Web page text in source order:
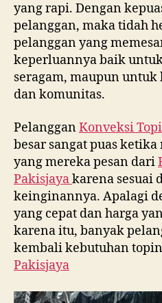
yang rapi. Dengan
pelanggan, maka tidah
pelanggan yang
keperluannya baik
seragam, maupun
dan komunitas.
PelangganKonveksi
besar sangat puas
yang mereka pesan dari
Pakisjayakarena sesuai
keinginannya. Apalagi
yang cepat dan harga
karena itu, banyak
kembali kebutuhan
Pakisjaya